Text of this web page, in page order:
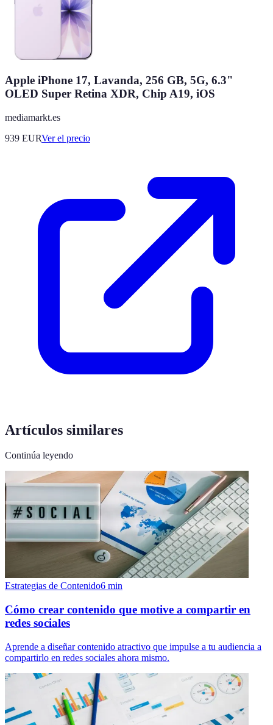
Apple iPhone 17, Lavanda, 256 GB, 5G, 6.3"
OLED Super Retina XDR, Chip A19, iOS
mediamarkt.es
939 EURVer el precio
Artículos similares
Continúa leyendo
Estrategias de Contenido6 min
Cómo crear contenido que motive a compartir en
redes sociales
Aprende a diseñar contenido atractivo que impulse a tu audiencia a
compartirlo en redes sociales ahora mismo.